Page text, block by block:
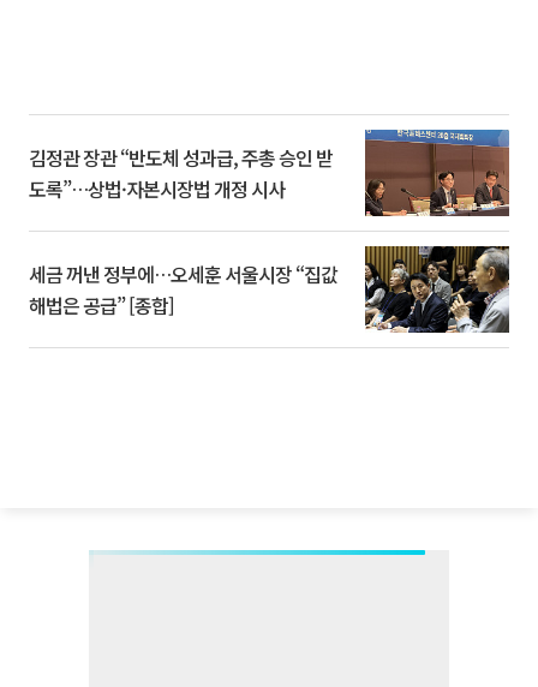
김정관 장관 “반도체 성과급, 주총 승인 받
도록”…상법·자본시장법 개정 시사
세금 꺼낸 정부에…오세훈 서울시장 “집값
해법은 공급” [종합]